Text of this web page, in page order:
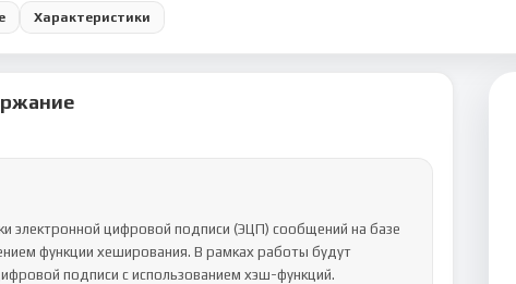
Характеристики
электронной цифровой подписи (ЭЦП) сообщений на базе
функции хеширования. В рамках работы будут
подписи с использованием хэш-функций.